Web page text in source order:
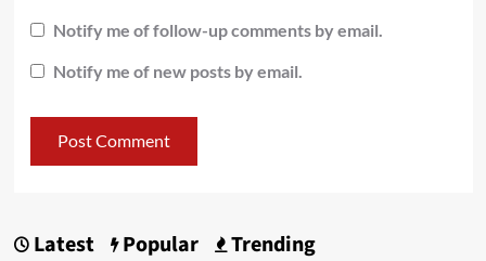
Notify me of follow-up comments by email.
Notify me of new posts by email.
Latest Popular Trending